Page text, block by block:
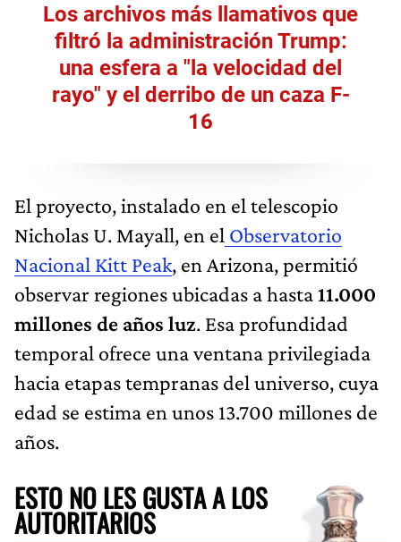
Los archivos más llamativos que
filtró la administración Trump:
una esfera a "la velocidad del
rayo" y el derribo de un caza F-
16
El proyecto, instalado en el telescopio
Nicholas U. Mayall, en el Observatorio
Nacional Kitt Peak, en Arizona, permitió
observar regiones ubicadas a hasta11.000
millones de años luz. Esa profundidad
temporal ofrece una ventana privilegiada
hacia etapas tempranas del universo, cuya
edad se estima en unos 13.700 millones de
años.
ESTO NO LES GUSTA A LOS
AUTORITARIOS